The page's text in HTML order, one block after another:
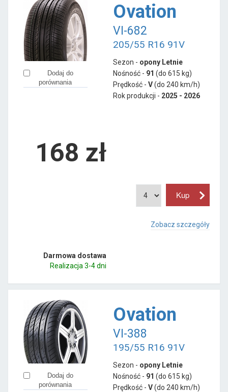
Dodaj do
porównania
Ovation
VI-682
205/55 R16 91V
Sezon - opony Letnie
Nośność - 91 (do 615 kg)
Prędkość - V(do 240 km/h)
Rok produkcji - 2025 - 2026
168 zł
Zobacz szczegóły
Darmowa dostawa
Realizacja 3-4 dni
Dodaj do
porównania
Ovation
VI-388
195/55 R16 91V
Sezon - opony Letnie
Nośność - 91 (do 615 kg)
Prędkość - V(do 240 km/h)